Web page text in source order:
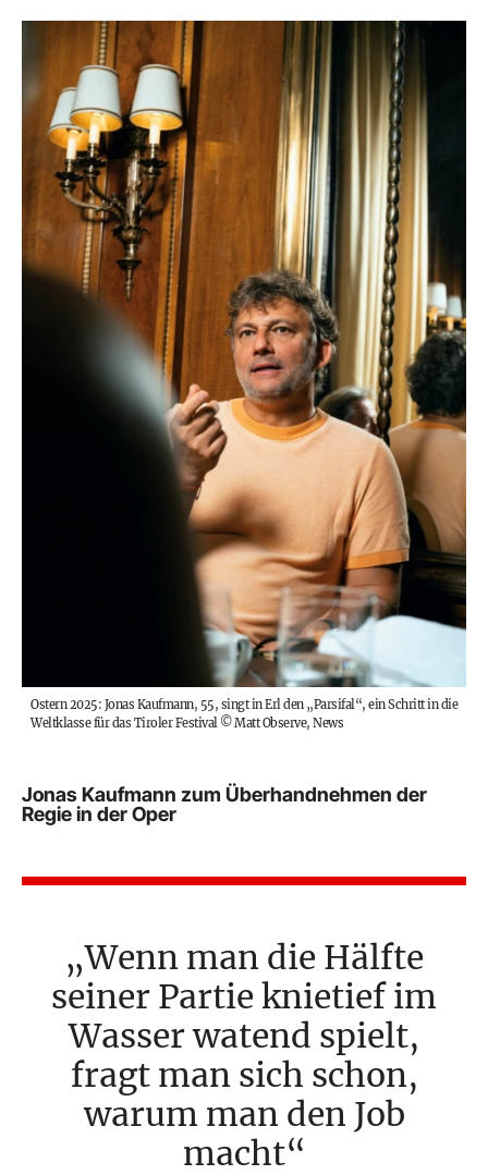
Ostern 2025: Jonas Kaufmann, 55, singt inErl den „Parsifal“, ein Schritt in die
Welt­klasse für das Tiroler Festival ©Matt Observe, News
Jonas Kaufmann zum Überhandnehmen der
Regie in der Oper
Wenn man die Hälfte
seiner Partie knietief im
Wasser watend spielt,
fragt man sich schon,
warum man den Job
macht